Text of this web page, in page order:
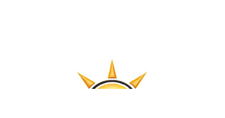
AK Parti: Sağlık hizmetlerine erişi..